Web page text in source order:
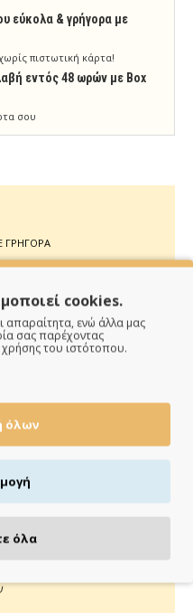
εύκολα & γρήγορα με
πιστωτική κάρτα!
εντός 48 ωρών με Box
σου
ΓΡΗΓΟΡΑ
ή κατάθεση
cookies.
απαραίτητα, ενώ άλλα μας
σας παρέχοντας
του ιστότοπου.
όλων
όλα